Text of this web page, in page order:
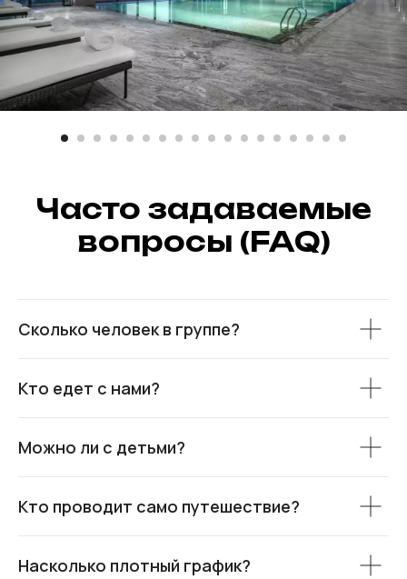
Часто задаваемые
вопросы (FAQ)
Сколько человек в группе?
Кто едет с нами?
Можно ли с детьми?
Кто проводит само путешествие?
Насколько плотный график?